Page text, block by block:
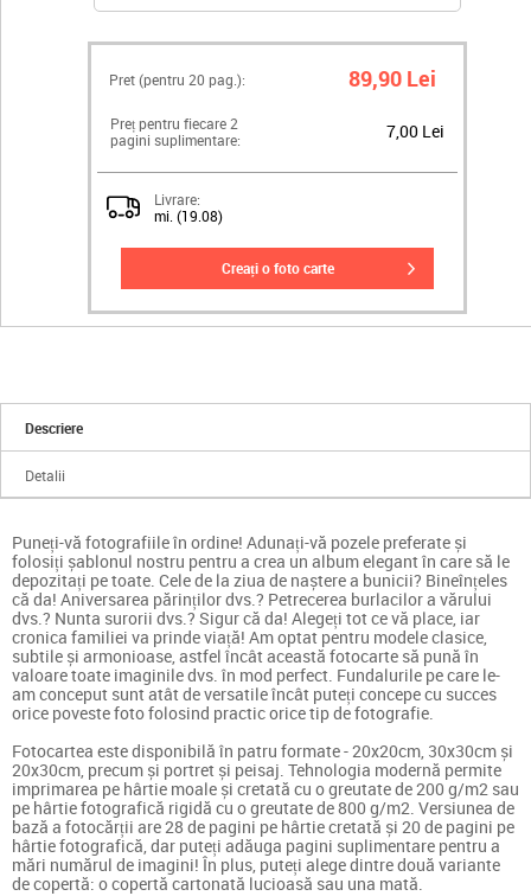
Pret (pentru 20 pag.): 89,90 Lei
Preț pentru fiecare 2
pagini suplimentare:
7,00 Lei
Livrare:
mi. (19.08)
creați o foto carte
Descriere
Detalii
Puneți-vă fotografiile în ordine! Adunați-vă pozele preferate și
folosiți șablonul nostru pentru a crea un album elegant în care să le
depozitați pe toate. Cele de la ziua de naștere a bunicii? Bineînțeles
că da! Aniversarea părinților dvs.? Petrecerea burlacilor a vărului
dvs.? Nunta surorii dvs.? Sigur că da! Alegeți tot ce vă place, iar
cronica familiei va prinde viață! Am optat pentru modele clasice,
subtile și armonioase, astfel încât această fotocarte să pună în
valoare toate imaginile dvs. în mod perfect. Fundalurile pe care le-
am conceput sunt atât de versatile încât puteți concepe cu succes
orice poveste foto folosind practic orice tip de fotografie.
Fotocartea este disponibilă în patru formate - 20x20cm, 30x30cm și
20x30cm, precum și portret și peisaj. Tehnologia modernă permite
imprimarea pe hârtie moale și cretată cu o greutate de 200 g/m2 sau
pe hârtie fotografică rigidă cu o greutate de 800 g/m2. Versiunea de
bază a fotocărții are 28 de pagini pe hârtie cretată și 20 de pagini pe
hârtie fotografică, dar puteți adăuga pagini suplimentare pentru a
mări numărul de imagini! În plus, puteți alege dintre două variante
de copertă: o copertă cartonată lucioasă sau una mată.